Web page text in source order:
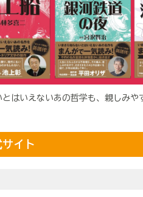
はいえないあの哲学も、親しみや
サイト